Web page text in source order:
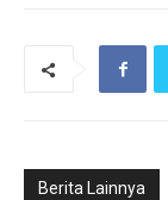
Berita Lainnya